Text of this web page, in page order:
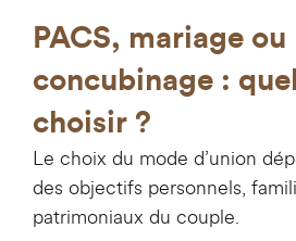
PACS, mariage ou
concubinage :
choisir ?
Le choix du mode d’union
des objectifs personnels,
patrimoniaux du couple.